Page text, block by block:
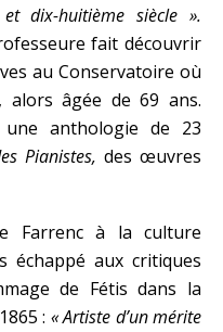
dix-huitième siècle ».
fait découvrir
au Conservatoire où
alors âgée de 69 ans.
anthologie de 23
Pianistes, des œuvres
Farrenc à la culture
échappé aux critiques
de Fétis dans la
: « Artiste d’un mérite